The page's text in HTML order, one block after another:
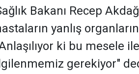
Bakanı Recep
yanlış
ki bu mesele
gerekiyor"